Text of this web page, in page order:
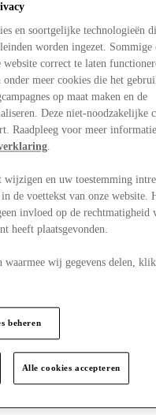
en soortgelijke technologieën
worden ingezet. Sommige
correct te laten
meer cookies die het
op maat maken en de
Deze niet-noodzakelijke
Raadpleeg voor meer
.
en uw toestemming
de voettekst van onze website.
invloed op de rechtmatigheid
heeft plaatsgevonden.
wij gegevens delen,
beheren
Alle cookies accepteren